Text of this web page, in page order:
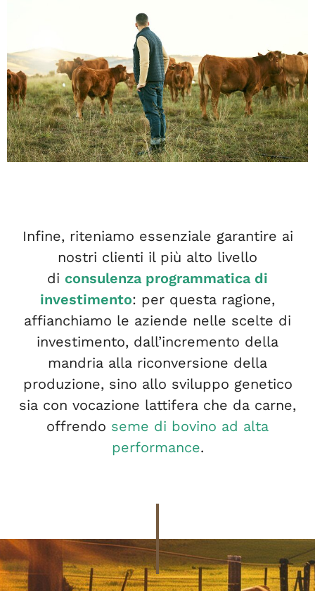
Infine, riteniamo essenziale garantire ai
nostri clienti il più alto livello
di consulenza programmaticadi
investimento: per questa ragione,
affianchiamo le aziende nelle scelte di
investimento, dall’incremento della
mandria alla riconversione della
produzione, sino allo sviluppo genetico
sia con vocazione lattifera che da carne,
offrendo seme di bovino ad alta
performance.